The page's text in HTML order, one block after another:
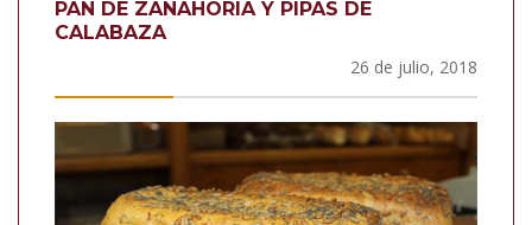
PAN DE ZANAHORIA Y PIPAS DE
CALABAZA
26 de julio, 2018